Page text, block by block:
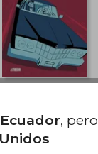
45%
dcto.
Kelly
(1)
, pero